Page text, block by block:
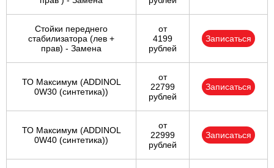
Стойки переднего
стабилизатора (лев +
прав) - Замена
от
4199
рублей
Записаться
ТО Максимум (ADDINOL
0W30 (синтетика))
от
22799
рублей
Записаться
ТО Максимум (ADDINOL
0W40 (синтетика))
от
22999
рублей
Записаться